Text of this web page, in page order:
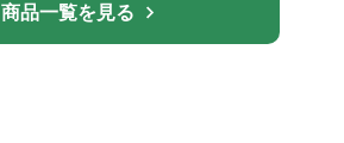
商品一覧を見る